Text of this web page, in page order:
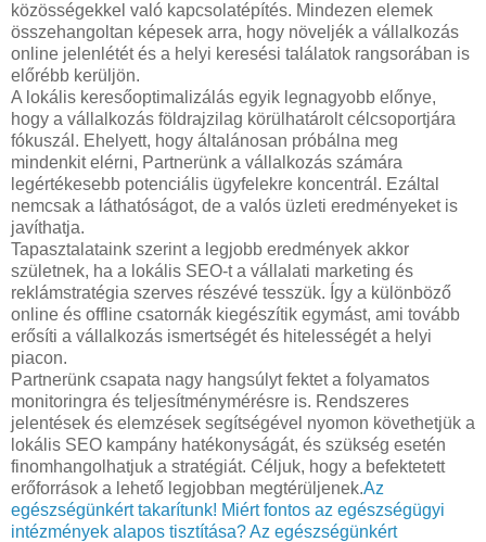
közösségekkel való kapcsolatépítés. Mindezen elemek
összehangoltan képesek arra, hogy növeljék a vállalkozás
online jelenlétét és a helyi keresési találatok rangsorában is
előrébb kerüljön.
A lokális keresőoptimalizálás egyik legnagyobb előnye,
hogy a vállalkozás földrajzilag körülhatárolt célcsoportjára
fókuszál. Ehelyett, hogy általánosan próbálna meg
mindenkit elérni, Partnerünk a vállalkozás számára
legértékesebb potenciális ügyfelekre koncentrál. Ezáltal
nemcsak a láthatóságot, de a valós üzleti eredményeket is
javíthatja.
Tapasztalataink szerint a legjobb eredmények akkor
születnek, ha a lokális SEO-t a vállalati marketing és
reklámstratégia szerves részévé tesszük. Így a különböző
online és offline csatornák kiegészítik egymást, ami tovább
erősíti a vállalkozás ismertségét és hitelességét a helyi
piacon.
Partnerünk csapata nagy hangsúlyt fektet a folyamatos
monitoringra és teljesítménymérésre is. Rendszeres
jelentések és elemzések segítségével nyomon követhetjük a
lokális SEO kampány hatékonyságát, és szükség esetén
finomhangolhatjuk a stratégiát. Céljuk, hogy a befektetett
erőforrások a lehető legjobban megtérüljenek.Az
egészségünkért takarítunk! Miért fontos az egészségügyi
intézmények alapos tisztítása?Az egészségünkért